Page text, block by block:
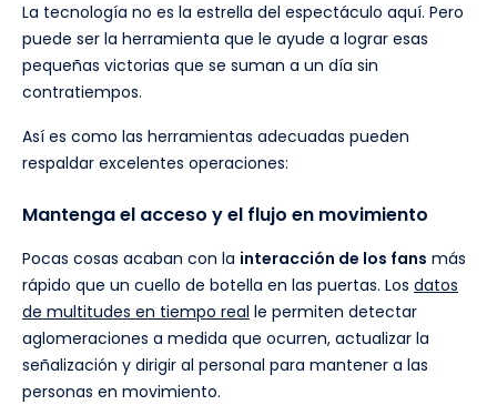
La tecnología no es la estrella del espectáculo aquí. Pero
puede ser la herramienta que le ayude a lograr esas
pequeñas victorias que se suman a un día sin
contratiempos.
Así es como las herramientas adecuadas pueden
respaldar excelentes operaciones:
Mantenga el acceso y el flujo en movimiento
Pocas cosas acaban con la interacción de los fans más
rápido que un cuello de botella en las puertas. Los datos
de multitudes en tiempo real le permiten detectar
aglomeraciones a medida que ocurren, actualizar la
señalización y dirigir al personal para mantener a las
personas en movimiento.